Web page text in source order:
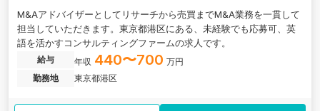
M&Aアドバイザーとしてリサーチから売買までM&A業務を一貫して
担当していただきます。東京都港区にある、未経験でも応募可、英
語を活かすコンサルティングファームの求人です。
給与 年収 440〜700 万円
勤務地
東京都港区